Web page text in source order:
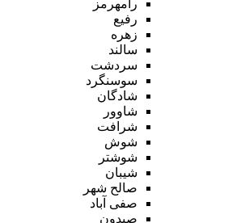
رامهرمز
رفیع
زهره
سالند
سردشت
سوسنگرد
شادگان
شاوور
شرافت
شوش
شوشتر
شیبان
صالح شهر
صفی آباد
صیدون